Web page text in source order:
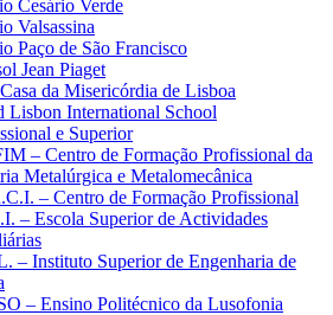
Cesário Verde
Valsassina
Paço de São Francisco
Jean Piaget
da Misericórdia de Lisboa
Lisbon International School
e Superior
– Centro de Formação Profissional da
Metalúrgica e Metalomecânica
– Centro de Formação Profissional
– Escola Superior de Actividades
– Instituto Superior de Engenharia de
– Ensino Politécnico da Lusofonia